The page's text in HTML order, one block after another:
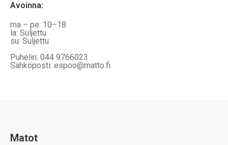
Avoinna:
ma – pe: 10–18
la: Suljettu
su: Suljettu
Puhelin: 044 9766023
Sähköposti: espoo@matto.fi
Matot